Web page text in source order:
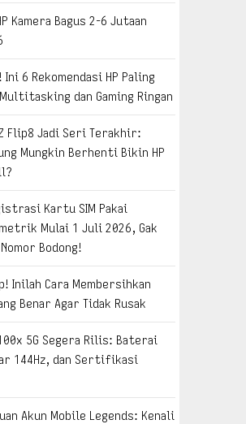
Kamera Bagus 2-6 Jutaan
Ini 6 Rekomendasi HP Paling
dan Gaming Ringan
Flip8 Jadi Seri Terakhir:
Mungkin Berhenti Bikin HP
Kartu SIM Pakai
Mulai 1 Juli 2026, Gak
Bodong!
Inilah Cara Membersihkan
Benar Agar Tidak Rusak
5G Segera Rilis: Baterai
144Hz, dan Sertifikasi
Akun Mobile Legends: Kenali